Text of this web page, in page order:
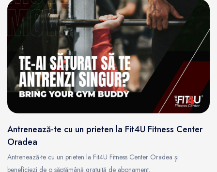
Antrenează-te cu un prieten la Fit4U Fitness Center
Oradea
Antrenează-te cu un prieten la Fit4U Fitness Center Oradea și
beneficiezi de o săptămână gratuită de abonament.